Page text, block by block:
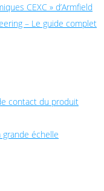
CEXC » d’Armfield
– Le guide complet
contact du produit
échelle